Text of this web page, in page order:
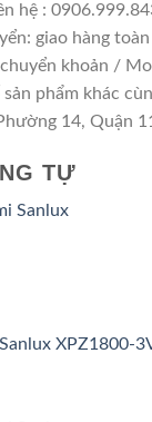
hệ :
giao hàng
khoản /
phẩm khác
14, Quận
TỰ
XPZ1800-